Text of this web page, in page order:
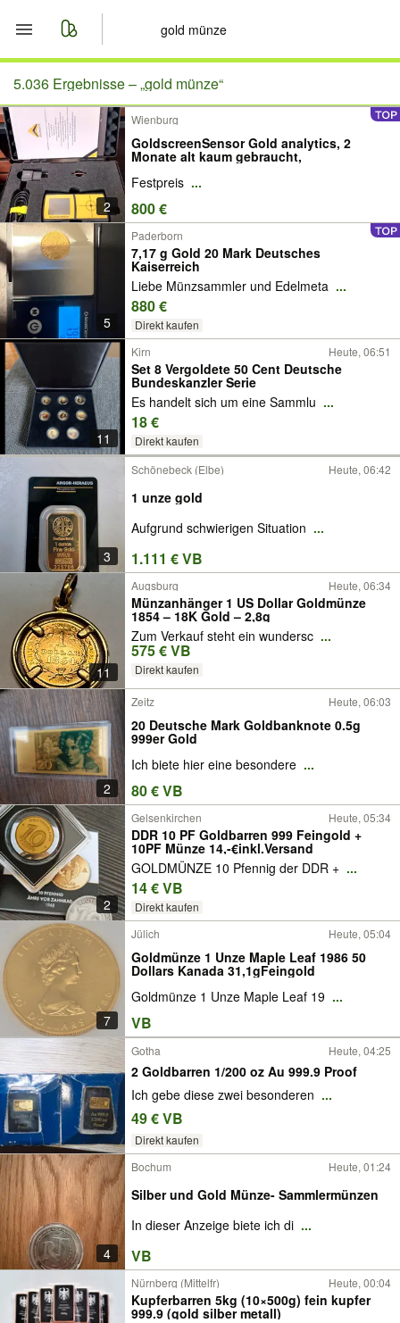
Start
Merkliste
Nachrichten
Anzeige aufgeben
5.036 Ergebnisse –„gold münze“
2
Wienburg
GoldscreenSensor Gold analytics, 2
Monate alt kaum gebraucht,
Festpreis ...
800 €
5
Paderborn
7,17 g Gold 20 Mark Deutsches
Kaiserreich
Liebe Münzsammler und Edelmeta ...
880 €
Direkt kaufen
11
Kirn Heute, 06:51
Set 8 Vergoldete 50 Cent Deutsche
Bundeskanzler Serie
Es handelt sich um eine Sammlu ...
18 €
Direkt kaufen
3
Schönebeck (Elbe) Heute, 06:42
1 unze gold
Aufgrund schwierigen Situation ...
1.111 € VB
11
Augsburg Heute, 06:34
Münzanhänger 1 US Dollar Goldmünze
1854 – 18K Gold – 2,8g
Zum Verkauf steht ein wundersc ...
575 € VB
Direkt kaufen
2
Zeitz Heute, 06:03
20 Deutsche Mark Goldbanknote 0.5g
999er Gold
Ich biete hier eine besondere ...
80 € VB
2
Gelsenkirchen Heute, 05:34
DDR 10 PF Goldbarren 999 Feingold +
10PF Münze 14,-€inkl.Versand
GOLDMÜNZE 10 Pfennig der DDR + ...
14 € VB
Direkt kaufen
7
Jülich Heute, 05:04
Goldmünze 1 Unze Maple Leaf 1986 50
Dollars Kanada 31,1gFeingold
Goldmünze 1 Unze Maple Leaf 19 ...
VB
Gotha Heute, 04:25
2 Goldbarren 1/200 oz Au 999.9 Proof
Ich gebe diese zwei besonderen ...
49 € VB
Direkt kaufen
4
Bochum Heute, 01:24
Silber und Gold Münze- Sammlermünzen
In dieser Anzeige biete ich di ...
VB
Nürnberg (Mittelfr) Heute, 00:04
Kupferbarren 5kg (10×500g) fein kupfer
999.9 (gold silber metall)